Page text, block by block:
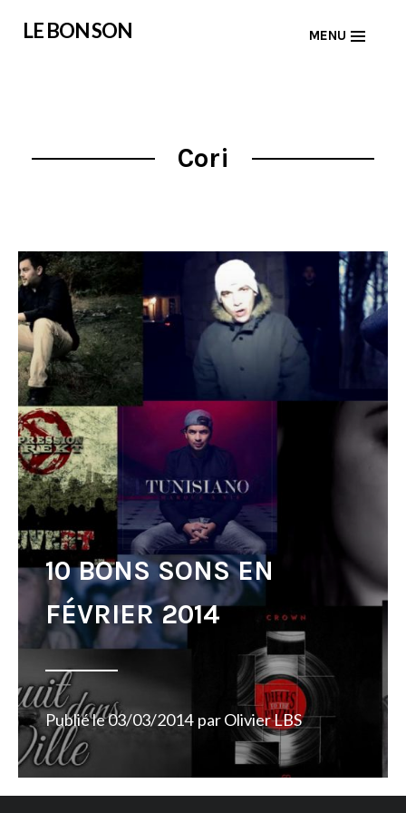
LE BON SON MENU
Cori
10 BONS SONS EN
FÉVRIER 2014
Publié le03/03/2014 parOlivier LBS